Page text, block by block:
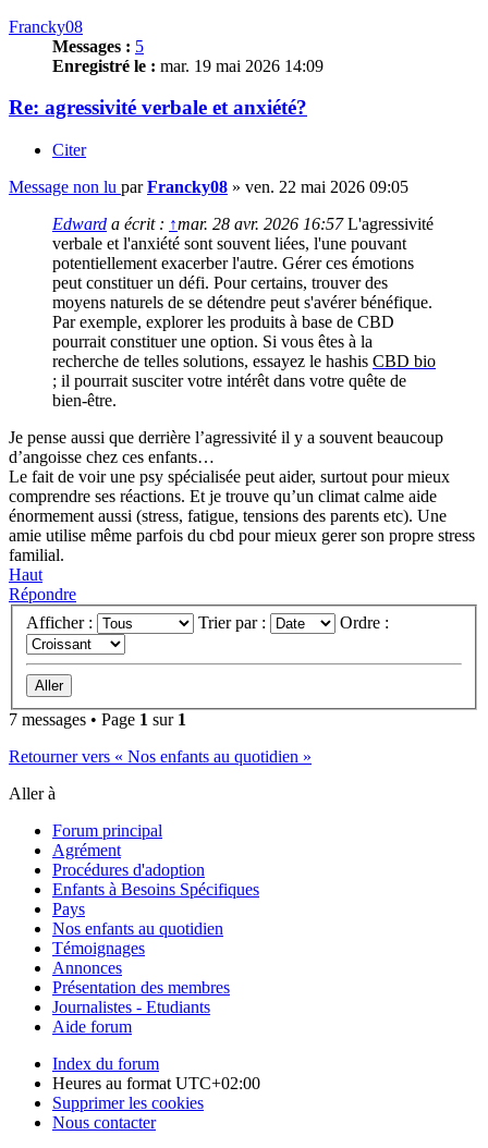
Francky08
Messages : 5
Enregistré le : mar. 19 mai 2026 14:09
Re: agressivité verbale et anxiété?
Citer
Message non lu parFrancky08 » ven. 22 mai 2026 09:05
Edward a écrit : ↑mar. 28 avr. 2026 16:57L'agressivité
verbale et l'anxiété sont souvent liées, l'une pouvant
potentiellement exacerber l'autre. Gérer ces émotions
peut constituer un défi. Pour certains, trouver des
moyens naturels de se détendre peut s'avérer bénéfique.
Par exemple, explorer les produits à base de CBD
pourrait constituer une option. Si vous êtes à la
recherche de telles solutions, essayez le hashis CBD bio
; il pourrait susciter votre intérêt dans votre quête de
bien-être.
Je pense aussi que derrière l’agressivité il y a souvent beaucoup
d’angoisse chez ces enfants…
Le fait de voir une psy spécialisée peut aider, surtout pour mieux
comprendre ses réactions. Et je trouve qu’un climat calme aide
énormement aussi (stress, fatigue, tensions des parents etc). Une
amie utilise même parfois du cbd pour mieux gerer son propre stress
familial.
Haut
Répondre
Afficher :
Trier par : Ordre :
7 messages • Page 1 sur 1
Retourner vers « Nos enfants au quotidien »
Aller à
Forum principal
Agrément
Procédures d'adoption
Enfants à Besoins Spécifiques
Pays
Nos enfants au quotidien
Témoignages
Annonces
Présentation des membres
Journalistes - Etudiants
Aide forum
Index du forum
Heures au format UTC+02:00
Supprimer les cookies
Nous contacter